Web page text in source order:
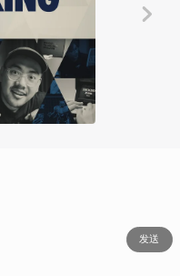
发送